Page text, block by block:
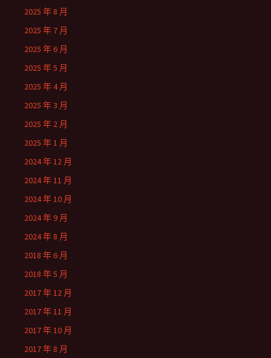
2025 年 8 月
2025 年 7 月
2025 年 6 月
2025 年 5 月
2025 年 4 月
2025 年 3 月
2025 年 2 月
2025 年 1 月
2024 年 12 月
2024 年 11 月
2024 年 10 月
2024 年 9 月
2024 年 8 月
2018 年 6 月
2018 年 5 月
2017 年 12 月
2017 年 11 月
2017 年 10 月
2017 年 8 月